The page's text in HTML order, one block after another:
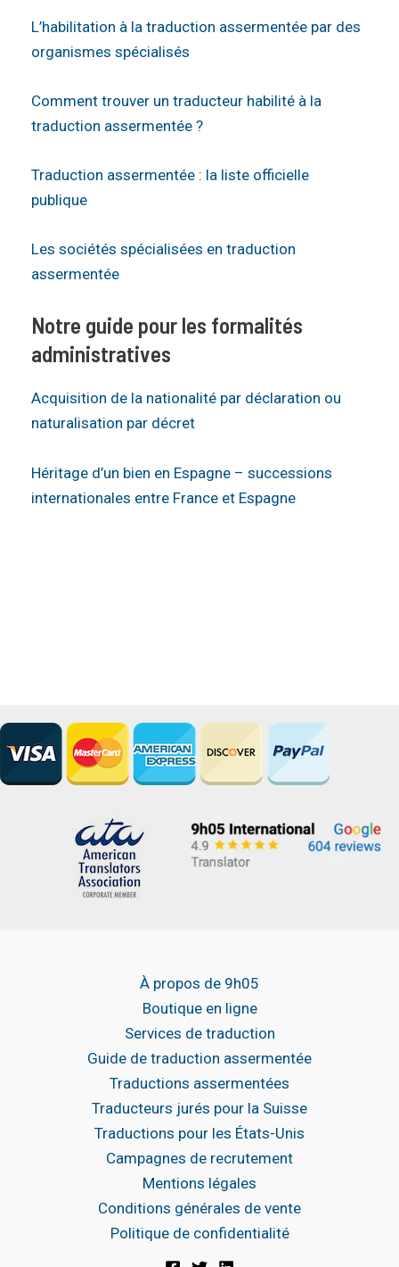
L’habilitation à la traduction assermentée par des
organismes spécialisés
Comment trouver un traducteur habilité à la
traduction assermentée ?
Traduction assermentée : la liste officielle
publique
Les sociétés spécialisées en traduction
assermentée
Notre guide pour les formalités
administratives
Acquisition de la nationalité par déclaration ou
naturalisation par décret
Héritage d’un bien en Espagne – successions
internationales entre France et Espagne
À propos de 9h05
Boutique en ligne
Services de traduction
Guide de traduction assermentée
Traductions assermentées
Traducteurs jurés pour la Suisse
Traductions pour les États-Unis
Campagnes de recrutement
Mentions légales
Conditions générales de vente
Politique de confidentialité